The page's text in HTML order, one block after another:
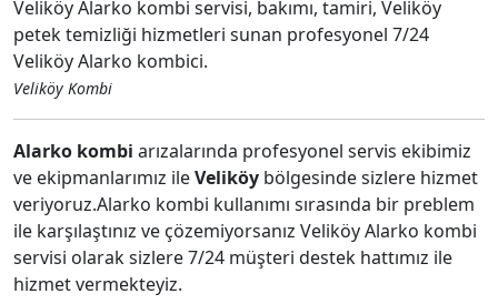
Veliköy Alarko kombi servisi, bakımı, tamiri, Veliköy
petek temizliği hizmetleri sunan profesyonel 7/24
Veliköy Alarko kombici.
Veliköy Kombi
Alarko kombi arızalarında profesyonel servis ekibimiz
ve ekipmanlarımız ileVeliköy bölgesinde sizlere hizmet
veriyoruz.Alarko kombi kullanımı sırasında bir preblem
ile karşılaştınız ve çözemiyorsanız Veliköy Alarko kombi
servisi olarak sizlere 7/24 müşteri destek hattımız ile
hizmet vermekteyiz.